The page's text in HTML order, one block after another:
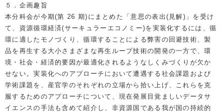
５．企画趣旨
本分科会が今期(第 26 期)にまとめた「意思の表出(見解)」を受け
て、資源循環経済(サーキュラーエコノミー)を実装化するには、循
環に適したモノづくり、循環することによる弊害の回避技術、製
品を再生する大小さまざまな再生ループ技術の開発の一方で、環
境・社会・経済的要因が最適化されるようなしくみづくりが欠か
せない。実装化へのアプローチにおいて遭遇する社会課題および
学術課題を、産官学のそれぞれの立場から拾い上げ、これらを克
服するためのアプローチについて、現在発展目覚ましいデータサ
イエンスの手法も含めて紹介し、非資源国である我が国の持続的